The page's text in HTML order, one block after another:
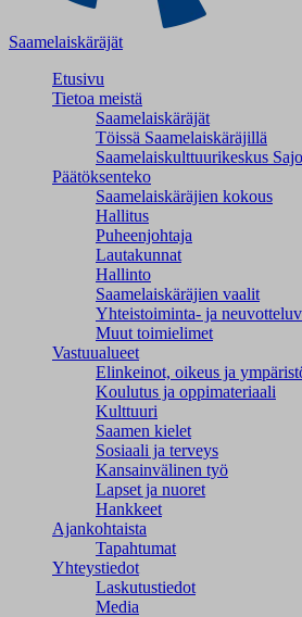
Saamelaiskäräjät
Etusivu
Tietoa meistä
Saamelaiskäräjät
Töissä Saamelaiskäräjillä
Saamelaiskulttuuri­keskus
Päätöksenteko
Saamelaiskäräjien kokous
Hallitus
Puheenjohtaja
Lautakunnat
Hallinto
Saamelaiskäräjien vaalit
Yhteistoiminta- ja
Muut toimielimet
Vastuualueet
Elinkeinot, oikeus ja
Koulutus ja oppimateriaali
Kulttuuri
Saamen kielet
Sosiaali ja terveys
Kansainvälinen työ
Lapset ja nuoret
Hankkeet
Ajankohtaista
Tapahtumat
Yhteystiedot
Laskutustiedot
Media